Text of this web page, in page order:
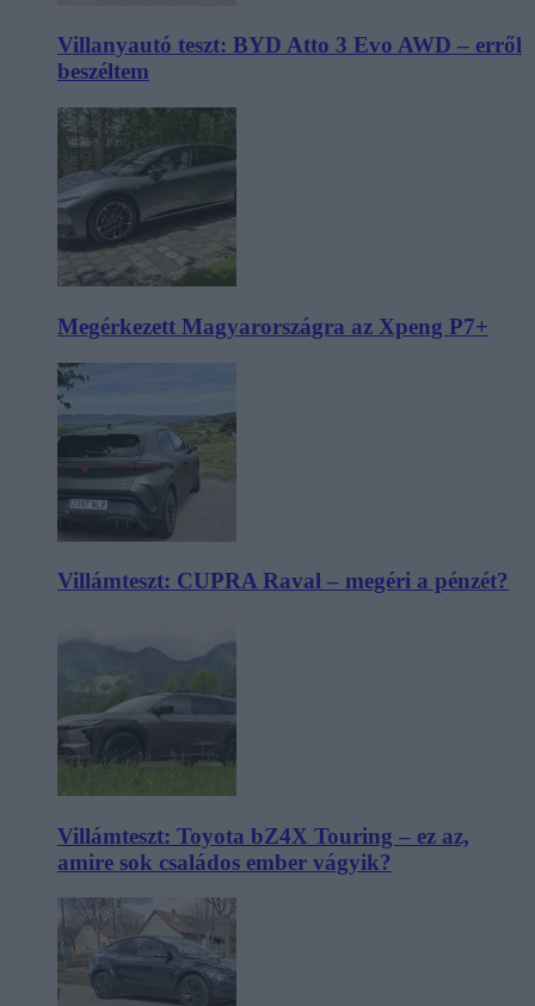
Villanyautó teszt: BYD Atto 3 Evo AWD – erről
beszéltem
Megérkezett Magyarországra az Xpeng P7+
Villámteszt: CUPRA Raval – megéri a pénzét?
Villámteszt: Toyota bZ4X Touring – ez az,
amire sok családos ember vágyik?